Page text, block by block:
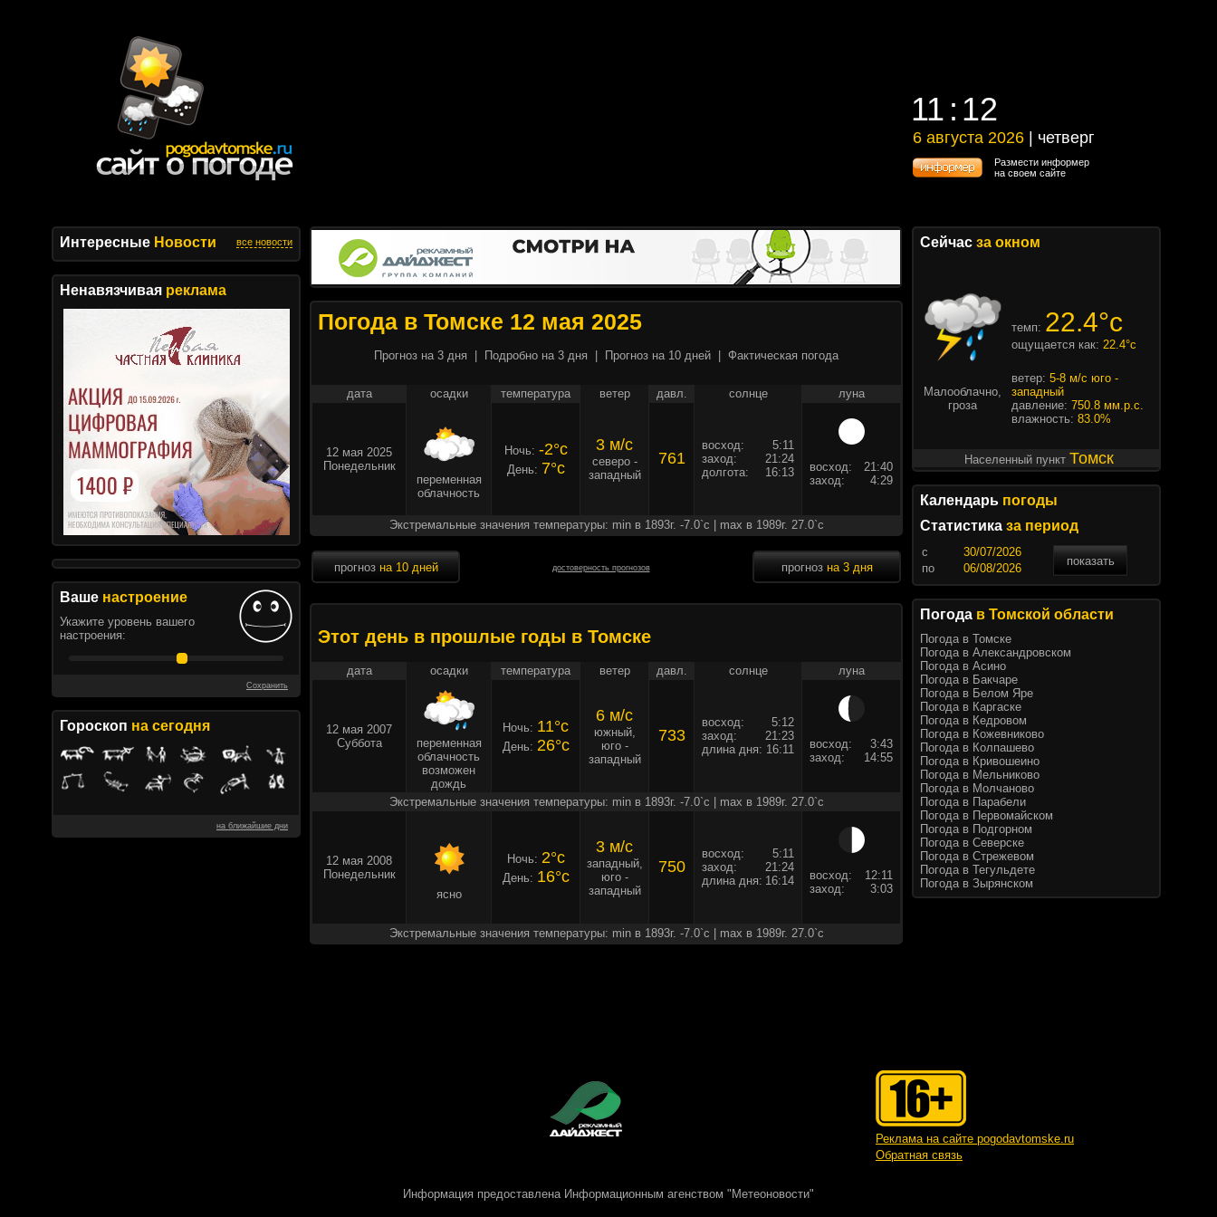
11 12
11 12
6 августа 2026 | четверг
6 августа 2026 | четверг
Размести информер
на своем сайте
Интересные Новости все новости
Ненавязчивая реклама
Ваше настроение
Укажите уровень вашего
настроения:
Сохранить
Гороскоп на сегодня
на ближайшие дни
Погода в Томске 12 мая 2025
Прогноз на 3 дня Подробно на 3 дня Прогноз на 10 дней Фактическая погода
дата осадки температура ветер давл. солнце луна
12 мая 2025
Понедельник
переменная
облачность
Ночь: -2°c
День: 7°c
3 м/c
северо -
западный
761
восход:
5:11
заход:
21:24
долгота:
16:13 восход:
21:40
заход:
4:29
Экстремальные значения температуры: min в 1893г. -7.0`c | max в 1989г. 27.0`c
прогноз на 10 дней достоверность прогнозов прогноз на 3 дня
Этот день в прошлые годы в Томске
дата осадки температура ветер давл. солнце луна
12 мая 2007
Суббота
переменная
облачность
возможен
дождь
Ночь: 11°c
День: 26°c
6 м/c
южный,
юго -
западный
733
восход:
5:12
заход:
21:23
длина дня: 16:11 восход:
3:43
заход:
14:55
Экстремальные значения температуры: min в 1893г. -7.0`c | max в 1989г. 27.0`c
12 мая 2008
Понедельник
ясно
Ночь: 2°c
День: 16°c
3 м/c
западный,
юго -
западный
750
восход:
5:11
заход:
21:24
длина дня: 16:14 восход:
12:11
заход:
3:03
Экстремальные значения температуры: min в 1893г. -7.0`c | max в 1989г. 27.0`c
Сейчас за окном
темп: 22.4°c
ощущается как: 22.4°c
Малооблачно,
гроза
ветер: 5-8 м/с юго -
западный
давление: 750.8 мм.р.с.
влажность: 83.0%
Населенный пункт Томск
Календарь погоды
Статистика за период
c
показать
по
Погода в Томской области
Погода в Томске
Погода в Александровском
Погода в Асино
Погода в Бакчаре
Погода в Белом Яре
Погода в Каргаске
Погода в Кедровом
Погода в Кожевниково
Погода в Колпашево
Погода в Кривошеино
Погода в Мельниково
Погода в Молчаново
Погода в Парабели
Погода в Первомайском
Погода в Подгорном
Погода в Северске
Погода в Стрежевом
Погода в Тегульдете
Погода в Зырянском
Реклама на сайте pogodavtomske.ru
Обратная связь
Информация предоставлена Информационным агенством "Метеоновости"